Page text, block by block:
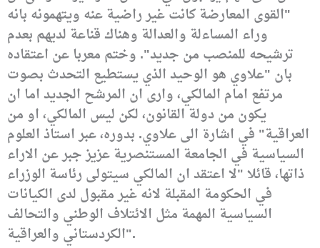
"القوى المعارضة كانت غير راضية عنه ويتهمونه بانه
وراء المساءلة والعدالة وهناك قناعة لديهم بعدم
ترشيحه للمنصب من جديد". وختم معربا عن اعتقاده
بان "علاوي هو الوحيد الذي يستطيع التحدث بصوت
مرتفع امام المالكي، وارى ان المرشح الجديد اما ان
يكون من دولة القانون، لكن ليس المالكي، او من
العراقية" في اشارة الى علاوي. بدوره، عبر استاذ العلوم
السياسية في الجامعة المستنصرية عزيز جبر عن الاراء
ذاتها، قائلا "لا اعتقد ان المالكي سيتولى رئاسة الوزراء
في الحكومة المقبلة لانه غير مقبول لدى الكيانات
السياسية المهمة مثل الائتلاف الوطني والتحالف
الكردستاني والعراقية".